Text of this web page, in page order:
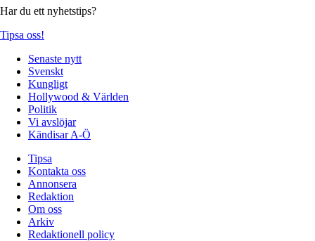
Har du ett nyhetstips?
Tipsa oss!
Senaste nytt
Svenskt
Kungligt
Hollywood & Världen
Politik
Vi avslöjar
Kändisar A-Ö
Tipsa
Kontakta oss
Annonsera
Redaktion
Om oss
Arkiv
Redaktionell policy